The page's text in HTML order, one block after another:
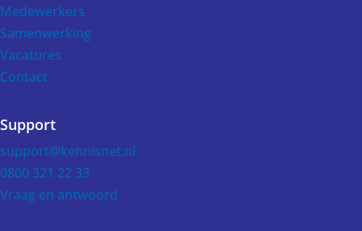
Medewerkers
Samenwerking
Vacatures
Contact
Support
support@kennisnet.nl
0800 321 22 33
Vraag en antwoord